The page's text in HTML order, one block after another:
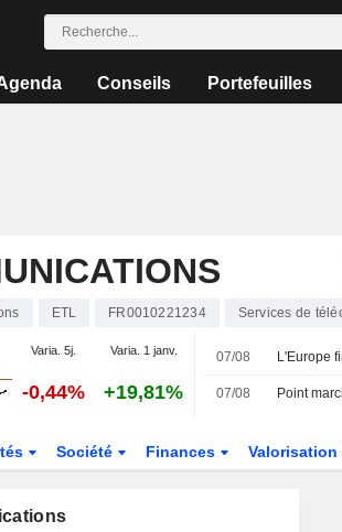
Conseils Portefeuilles
ETL FR0010221234 Services de
Varia. 5j. Varia. 1 janv.
-0,44% +19,81%
07/08
07/08
Société Finances Valorisation